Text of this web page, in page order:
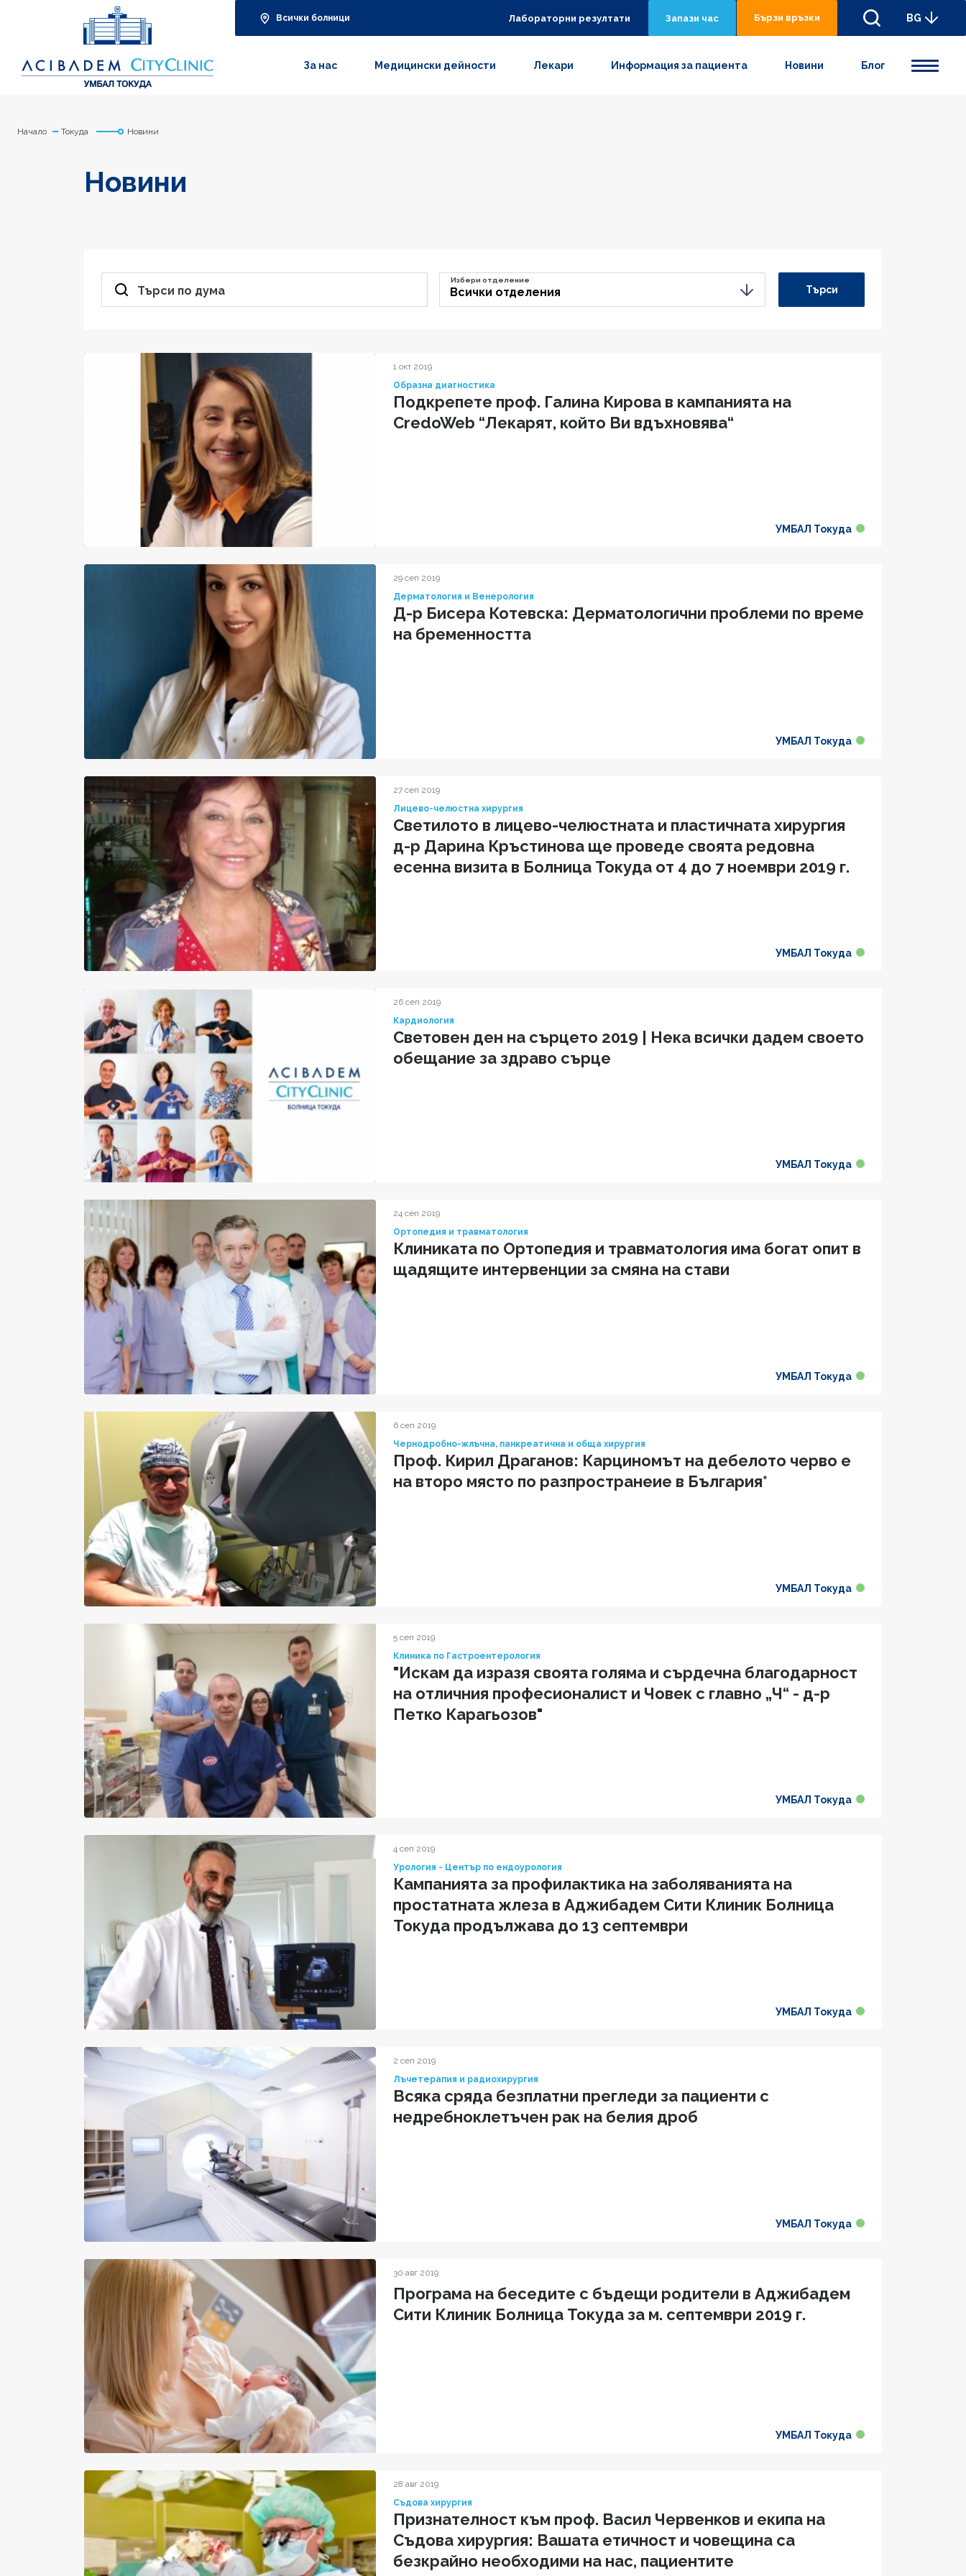
Всички болници Лабораторни резултати Запази час Бързи връзки BG
За нас Медицински дейности Лекари Информация за пациента Новини Блог
Начало Токуда Новини
Новини
Търси по дума Всички отделения
Избери отделение
Търси
1 окт 2019
Образна диагностика
Подкрепете проф. Галина Кирова в кампанията на
CredoWeb “Лекарят, който Ви вдъхновява“
УМБАЛ Токуда
29 сеп 2019
Дерматология и Венерология
Д-р Бисера Котевска: Дерматологични проблеми по време
на бременността
УМБАЛ Токуда
27 сеп 2019
Лицево-челюстна хирургия
Светилото в лицево-челюстната и пластичната хирургия
д-р Дарина Кръстинова ще проведе своята редовна
есенна визита в Болница Токуда от 4 до 7 ноември 2019 г.
УМБАЛ Токуда
26 сеп 2019
Кардиология
Световен ден на сърцето 2019 | Нека всички дадем своето
обещание за здраво сърце
УМБАЛ Токуда
24 сеп 2019
Ортопедия и травматология
Клиниката по Ортопедия и травматология има богат опит в
щадящите интервенции за смяна на стави
УМБАЛ Токуда
6 сеп 2019
Чернодробно-жлъчна, панкреатична и обща хирургия
Проф. Кирил Драганов: Карциномът на дебелото черво е
на второ място по разпространеие в България*
УМБАЛ Токуда
5 сеп 2019
Клиника по Гастроентерология
"Искам да изразя своята голяма и сърдечна благодарност
на отличния професионалист и Човек с главно „Ч“ - д-р
Петко Карагьозов"
УМБАЛ Токуда
4 сеп 2019
Урология - Център по ендоурология
Кампанията за профилактика на заболяванията на
простатната жлеза в Аджибадем Сити Клиник Болница
Токуда продължава до 13 септември
УМБАЛ Токуда
2 сеп 2019
Лъчетерапия и радиохирургия
Всяка сряда безплатни прегледи за пациенти с
недребноклетъчен рак на белия дроб
УМБАЛ Токуда
30 авг 2019
Програма на беседите с бъдещи родители в Аджибадем
Сити Клиник Болница Токуда за м. септември 2019 г.
УМБАЛ Токуда
28 авг 2019
Съдова хирургия
Признателност към проф. Васил Червенков и екипа на
Съдова хирургия: Вашата етичност и човещина са
безкрайно необходими на нас, пациентите